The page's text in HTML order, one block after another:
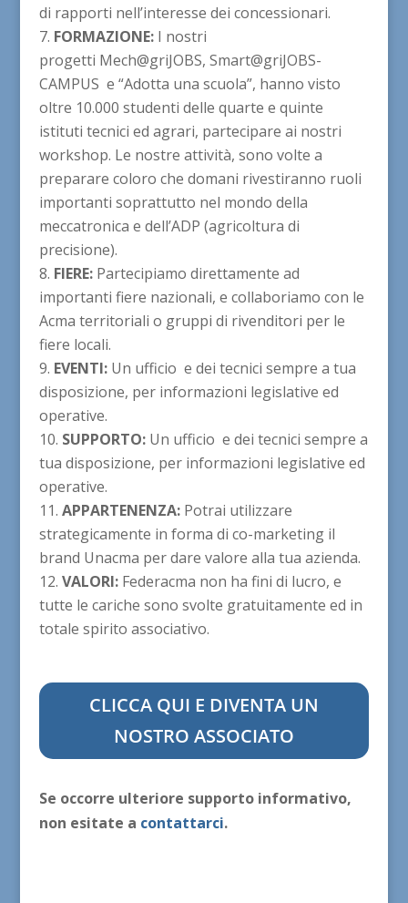
di rapporti nell’interesse dei concessionari.
FORMAZIONE:I nostri
progetti Mech@griJOBS, Smart@griJOBS-
CAMPUS e “Adotta una scuola”, hanno visto
oltre 10.000 studenti delle quarte e quinte
istituti tecnici ed agrari, partecipare ai nostri
workshop. Le nostre attività, sono volte a
preparare coloro che domani rivestiranno ruoli
importanti soprattutto nel mondo della
meccatronica e dell’ADP (agricoltura di
precisione).
FIERE:Partecipiamo direttamente ad
importanti fiere nazionali, e collaboriamo con le
Acma territoriali o gruppi di rivenditori per le
fiere locali.
EVENTI:Un ufficio e dei tecnici sempre a tua
disposizione, per informazioni legislative ed
operative.
SUPPORTO:Un ufficio e dei tecnici sempre a
tua disposizione, per informazioni legislative ed
operative.
APPARTENENZA:Potrai utilizzare
strategicamente in forma di co-marketing il
brand Unacma per dare valore alla tua azienda.
VALORI:Federacma non ha fini di lucro, e
tutte le cariche sono svolte gratuitamente ed in
totale spirito associativo.
CLICCA QUI E DIVENTA UN
NOSTRO ASSOCIATO
Se occorre ulteriore supporto informativo,
non esitate a contattarci.